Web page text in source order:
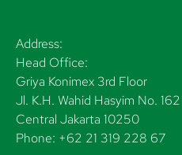
Address:
Head Office:
Griya Konimex 3rd Floor
Jl. K.H. Wahid Hasyim No. 162
Central Jakarta 10250
Phone: +62 21 319 228 67